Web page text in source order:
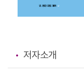
저자소개